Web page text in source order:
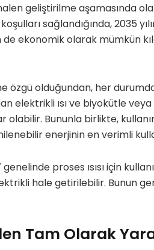
geliştirilme aşamasında
sağlandığında, 2035
ekonomik olarak mümkün
özgü olduğundan, her
elektrikli ısı ve biyokütle
Bununla birlikte,
enerjinin en verimli
proses ısısı için
hale getirilebilir. Bunun
Tam Olarak